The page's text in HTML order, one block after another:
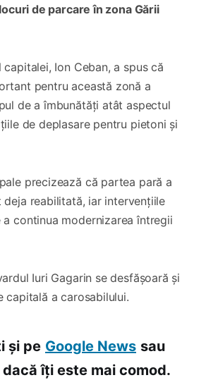
de parcare în zona Gării
capitalei, Ion Ceban, a spus că
pentru această zonă a
de a îmbunătăți atât aspectul
de deplasare pentru pietoni și
precizează că partea pară a
reabilitată, iar intervențiile
continua modernizarea întregii
Iuri Gagarin se desfășoară și
capitală a carosabilului.
și pe Google News sau
dacă îți este mai comod.